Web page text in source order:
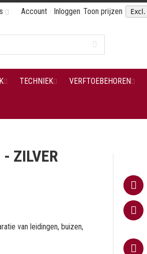
Account Inloggen Toon prijzen
TECHNIEK VERFTOEBEHOREN
ZILVER
van leidingen, buizen,